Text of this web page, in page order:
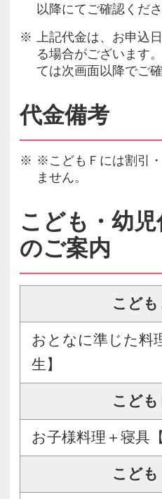
以降にてご確認くださ
上記代金は、お申込
る場合がございます
ては次画面以降でご
代金備考
※こどもＦには割引
ません。
こども・幼
のご案内
こども
おとなに準じた料
生】
こども
お子様料理＋寝具
こども